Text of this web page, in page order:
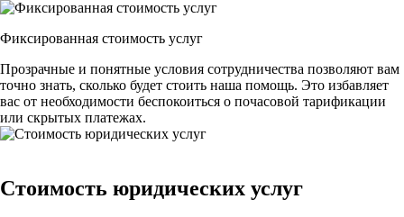
Фиксированная стоимость услуг
Прозрачные и понятные условия сотрудничества позволяют вам
точно знать, сколько будет стоить наша помощь. Это избавляет
вас от необходимости беспокоиться о почасовой тарификации
или скрытых платежах.
Стоимость юридических услуг